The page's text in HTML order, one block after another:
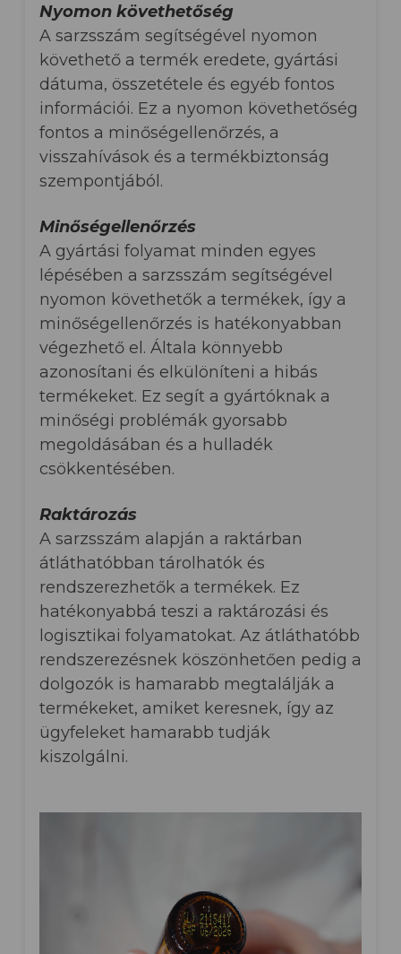
Nyomon követhetőség
A sarzsszám segítségével nyomon
követhető a termék eredete, gyártási
dátuma, összetétele és egyéb fontos
információi. Ez a nyomon követhetőség
fontos a minőségellenőrzés, a
visszahívások és a termékbiztonság
szempontjából.
Minőségellenőrzés
A gyártási folyamat minden egyes
lépésében a sarzsszám segítségével
nyomon követhetők a termékek, így a
minőségellenőrzés is hatékonyabban
végezhető el. Általa könnyebb
azonosítani és elkülöníteni a hibás
termékeket. Ez segít a gyártóknak a
minőségi problémák gyorsabb
megoldásában és a hulladék
csökkentésében.
Raktározás
A sarzsszám alapján a raktárban
átláthatóbban tárolhatók és
rendszerezhetők a termékek. Ez
hatékonyabbá teszi a raktározási és
logisztikai folyamatokat. Az átláthatóbb
rendszerezésnek köszönhetően pedig a
dolgozók is hamarabb megtalálják a
termékeket, amiket keresnek, így az
ügyfeleket hamarabb tudják
kiszolgálni.